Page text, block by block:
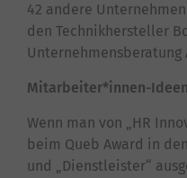
42 andere
den Technikhersteller
Mitarbeiter*innen-
Wenn man von „HR
beim Queb Award in
und „Dienstleister“